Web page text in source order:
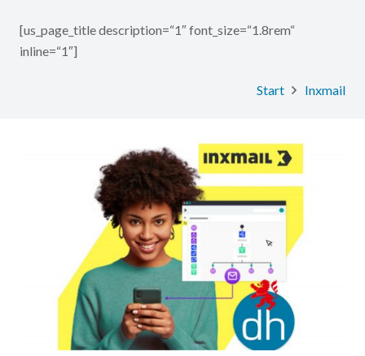
[us_page_title description=“1″ font_size=“1.8rem“
inline=“1″]
Start Inxmail